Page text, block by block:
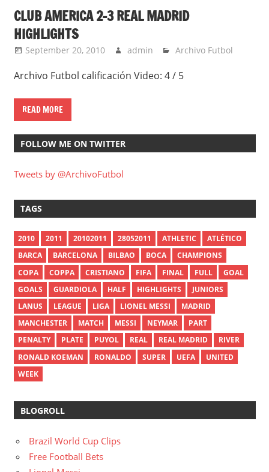
CLUB AMERICA 2-3 REAL MADRID
HIGHLIGHTS
September 20, 2010 admin Archivo Futbol
Archivo Futbol calificación Video: 4 / 5
READ MORE
FOLLOW ME ON TWITTER
Tweets by @ArchivoFutbol
TAGS
2010 2011 20102011 28052011 ATHLETIC
ATLÉTICO
BARCA
BARCELONA BILBAO BOCA
CHAMPIONS
COPA
COPPA CRISTIANO FIFA FINAL FULL
GOAL
GOALS
GUARDIOLA HALF HIGHLIGHTS
JUNIORS
LANUS
LEAGUE LIGA LIONEL MESSI
MADRID
MANCHESTER
MATCH MESSI NEYMAR
PART
PENALTY
PLATE PUYOL REAL REAL MADRID
RIVER
RONALD KOEMAN
RONALDO SUPER UEFA
UNITED
WEEK
BLOGROLL
Brazil World Cup Clips
Free Football Bets